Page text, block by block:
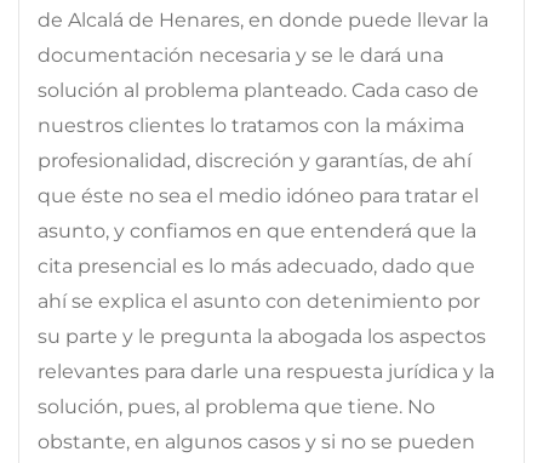
de Alcalá de Henares, en donde puede llevar la
documentación necesaria y se le dará una
solución al problema planteado. Cada caso de
nuestros clientes lo tratamos con la máxima
profesionalidad, discreción y garantías, de ahí
que éste no sea el medio idóneo para tratar el
asunto, y confiamos en que entenderá que la
cita presencial es lo más adecuado, dado que
ahí se explica el asunto con detenimiento por
su parte y le pregunta la abogada los aspectos
relevantes para darle una respuesta jurídica y la
solución, pues, al problema que tiene. No
obstante, en algunos casos y si no se pueden